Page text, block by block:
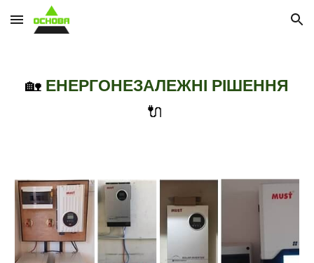
Skip to main content Skip to navigation
🏡 ЕНЕРГОНЕЗАЛЕЖНІ РІШЕННЯ
🔌